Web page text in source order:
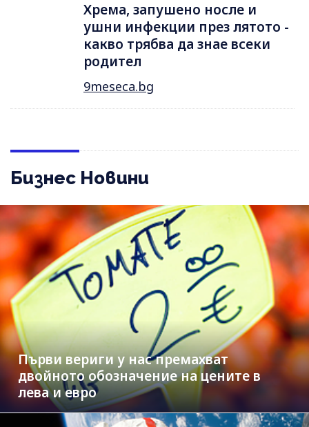
Хрема, запушено носле и
ушни инфекции през лятотo -
какво трябва да знае всеки
родител
9meseca.bg
Бизнес Новини
Първи вериги у нас премахват
двойното обозначение на цените в
лева и евро